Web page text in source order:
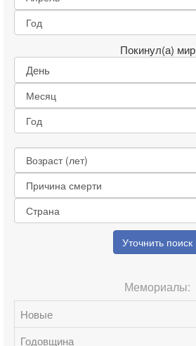
Покинул(а) мир
Уточнить поиск
Мемориалы:
Новые
Годовщина